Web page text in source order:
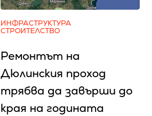
ИНФРАСТРУКТУРА
СТРОИТЕЛСТВО
Ремонтът на
Дюлинския проход
трябва да завърши до
края на годината